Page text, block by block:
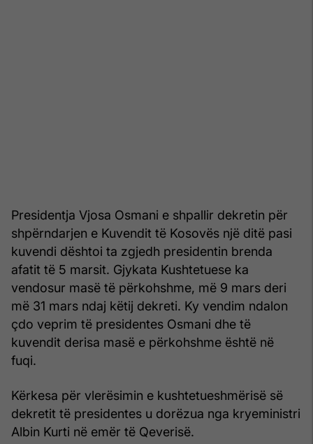
Presidentja Vjosa Osmani e shpallir dekretin për
shpërndarjen e Kuvendit të Kosovës një ditë pasi
kuvendi dështoi ta zgjedh presidentin brenda
afatit të 5 marsit. Gjykata Kushtetuese ka
vendosur masë të përkohshme, më 9 mars deri
më 31 mars ndaj këtij dekreti. Ky vendim ndalon
çdo veprim të presidentes Osmani dhe të
kuvendit derisa masë e përkohshme është në
fuqi.
Kërkesa për vlerësimin e kushtetueshmërisë së
dekretit të presidentes u dorëzua nga kryeministri
Albin Kurti në emër të Qeverisë.